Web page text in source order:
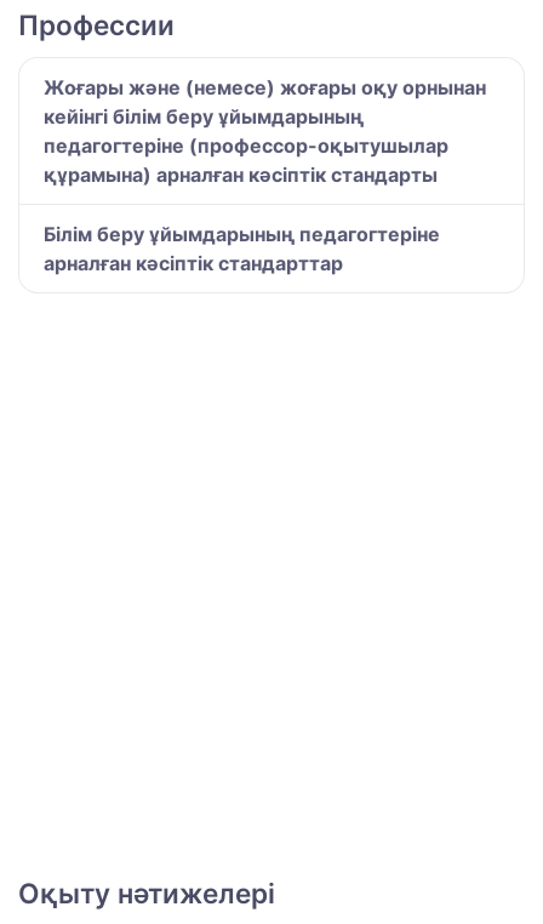
Профессии
Жоғары және (немесе) жоғары оқу орнынан
кейінгі білім беру ұйымдарының
педагогтеріне (профессор-оқытушылар
құрамына) арналған кәсіптік стандарты
Білім беру ұйымдарының педагогтеріне
арналған кәсіптік стандарттар
Оқыту нәтижелері